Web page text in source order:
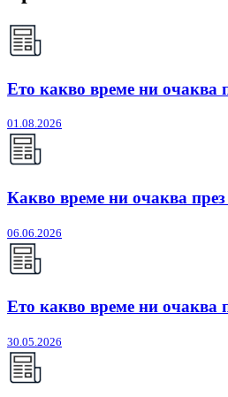
Ето какво време ни очаква
01.08.2026
Какво време ни очаква
06.06.2026
Ето какво време ни очаква
30.05.2026